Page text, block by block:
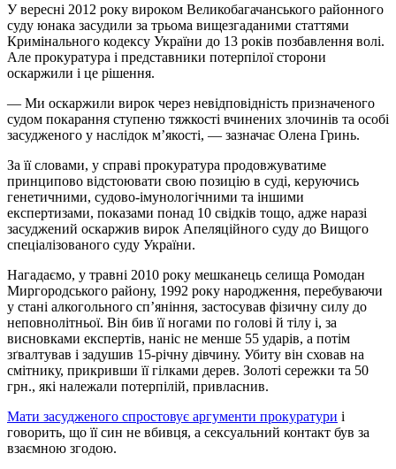
У вересні 2012 року вироком Великобагачанського районного
суду юнака засудили за трьома вищезгаданими статтями
Кримінального кодексу України до 13 років позбавлення волі.
Але прокуратура і представники потерпілої сторони
оскаржили і це рішення.
— Ми оскаржили вирок через невідповідність призначеного
судом покарання ступеню тяжкості вчинених злочинів та особі
засудженого у наслідок м’якості, — зазначає Олена Гринь.
За її словами, у справі прокуратура продовжуватиме
принципово відстоювати свою позицію в суді, керуючись
генетичними, судово-імунологічними та іншими
експертизами, показами понад 10 свідків тощо, адже наразі
засуджений оскаржив вирок Апеляційного суду до Вищого
спеціалізованого суду України.
Нагадаємо, у травні 2010 року мешканець селища Ромодан
Миргородського району, 1992 року народження, перебуваючи
у стані алкогольного сп’яніння, застосував фізичну силу до
неповнолітньої. Він бив її ногами по голові й тілу і, за
висновками експертів, наніс не менше 55 ударів, а потім
зґвалтував і задушив 15-річну дівчину. Убиту він сховав на
смітнику, прикривши її гілками дерев. Золоті сережки та 50
грн., які належали потерпілій, привласнив.
Мати засудженого спростовує аргументи прокуратури і
говорить, що її син не вбивця, а сексуальний контакт був за
взаємною згодою.